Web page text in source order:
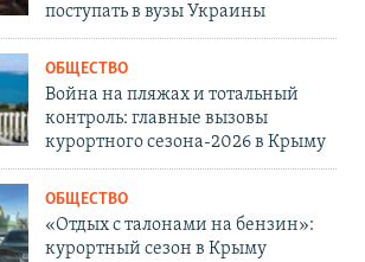
поступать в вузы Украины
ОБЩЕСТВО
Война на пляжах и тотальный
контроль: главные вызовы
курортного сезона-2026 в Крыму
ОБЩЕСТВО
«Отдых с талонами на бензин»:
курортный сезон в Крыму